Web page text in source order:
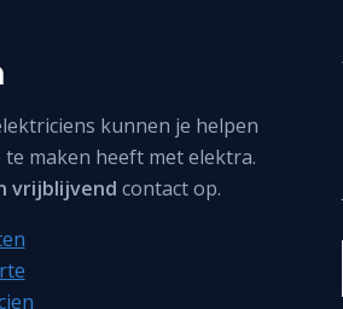
kunnen je helpen
te maken heeft met elektra.
vrijblijvend contact op.